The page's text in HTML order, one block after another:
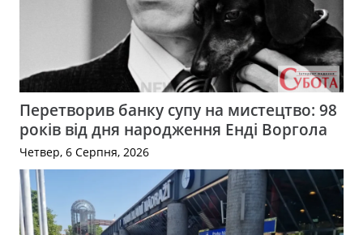
Перетворив банку супу на мистецтво: 98
років від дня народження Енді Воргола
Четвер, 6 Серпня, 2026